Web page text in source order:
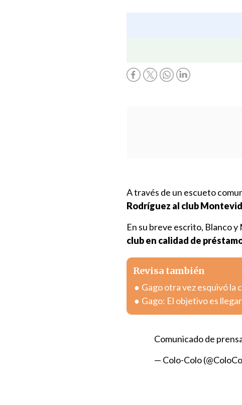
A través de un escueto
Rodríguez al club
En su breve escrito, Blanco y
club en calidad de
Revisa también
Gago otra vez esquivó la
Gago: El objetivo es
Comunicado de
— Colo-Colo